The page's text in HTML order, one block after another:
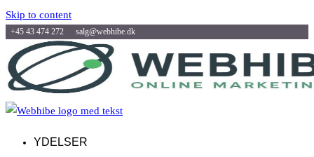
Skip to content
+45 43 474 272 salg@webhibe.dk
YDELSER